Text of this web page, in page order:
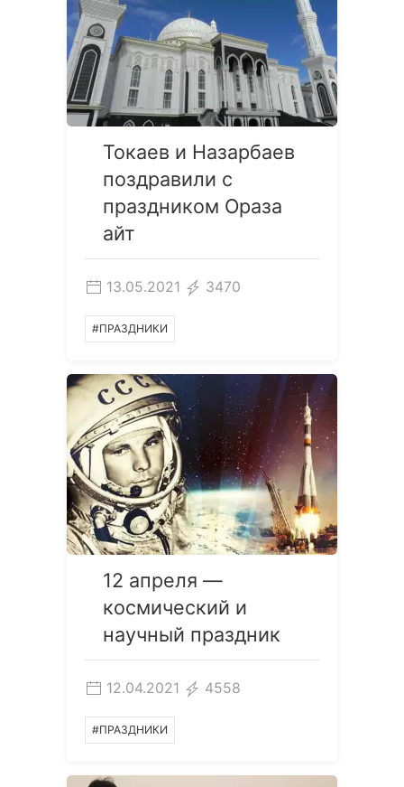
Токаев и Назарбаев
поздравили с
праздником Ораза
айт
13.05.2021 3470
#ПРАЗДНИКИ
12 апреля —
космический и
научный праздник
12.04.2021 4558
#ПРАЗДНИКИ